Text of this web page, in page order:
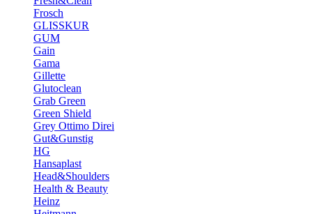
Frosch
GLISSKUR
GUM
Gain
Gama
Gillette
Glutoclean
Grab Green
Green Shield
Grey Ottimo Direi
Gut&Gunstig
HG
Hansaplast
Head&Shoulders
Health & Beauty
Heinz